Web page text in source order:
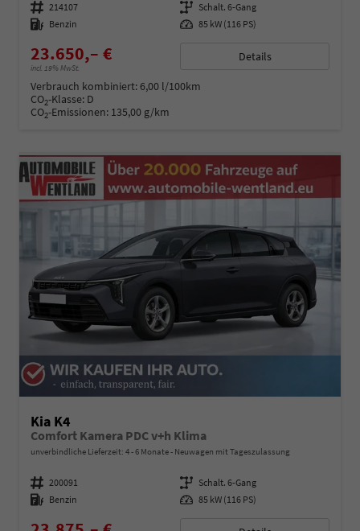
Fahrzeugnummer 214107 Getriebe Schalt. 6-Gang
Kraftstoff Benzin Leistung 85 kW (116 PS)
23.650,– €
incl. 19% MwSt.
Details
Verbrauch kombiniert:6,00 l/100km
CO2-Klasse: D
CO2-Emissionen: 135,00 g/km
Kia K4
Comfort Kamera PDC v+h Klima
unverbindliche Lieferzeit: 4 - 6 Monate Neuwagen mit Tageszulassung
Fahrzeugnummer 200091 Getriebe Schalt. 6-Gang
Kraftstoff Benzin Leistung 85 kW (116 PS)